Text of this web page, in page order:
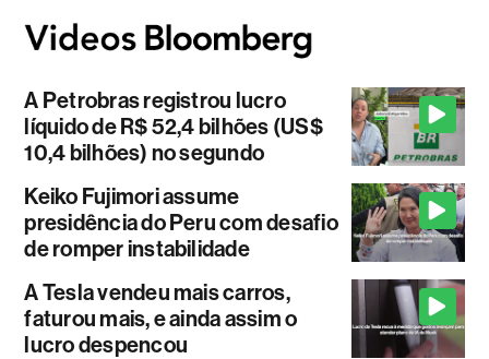
A Petrobras registrou lucro
líquido de R$ 52,4 bilhões (US$
10,4 bilhões) no segundo
Keiko Fujimori assume
presidência do Peru com desafio
de romper instabilidade
A Tesla vendeu mais carros,
faturou mais, e ainda assim o
lucro despencou